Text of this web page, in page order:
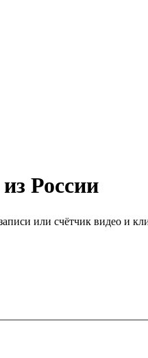
России
записи или счётчик видео